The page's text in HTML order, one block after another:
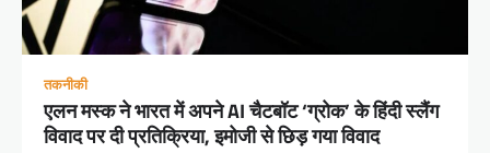
तकनीकी
एलन मस्क ने भारत में अपने AI चैटबॉट ‘ग्रोक’ के हिंदी स्लैंग
विवाद पर दी प्रतिक्रिया, इमोजी से छिड़ गया विवाद